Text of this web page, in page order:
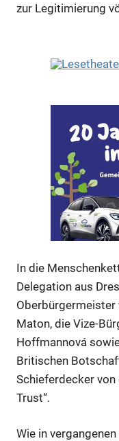
zur Legitimierung
In die
Delegation aus
Oberbürgermeister
Maton, die Vize-
Hoffmannová
Britischen
Schieferdecker
Trust“.
Wie in